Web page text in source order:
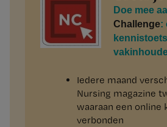
Doe mee
Challenge:
Iedere maand
Nursing magazine
waaraan een online
verbonden